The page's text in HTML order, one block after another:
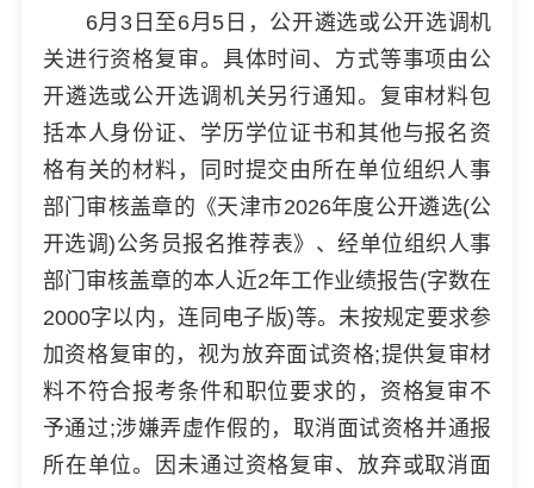
6月3日至6月5日，公开遴选或公开选调机
关进行资格复审。具体时间、方式等事项由公
开遴选或公开选调机关另行通知。复审材料包
括本人身份证、学历学位证书和其他与报名资
格有关的材料，同时提交由所在单位组织人事
部门审核盖章的《天津市2026年度公开遴选(公
开选调)公务员报名推荐表》、经单位组织人事
部门审核盖章的本人近2年工作业绩报告(字数在
2000字以内，连同电子版)等。未按规定要求参
加资格复审的，视为放弃面试资格;提供复审材
料不符合报考条件和职位要求的，资格复审不
予通过;涉嫌弄虚作假的，取消面试资格并通报
所在单位。因未通过资格复审、放弃或取消面